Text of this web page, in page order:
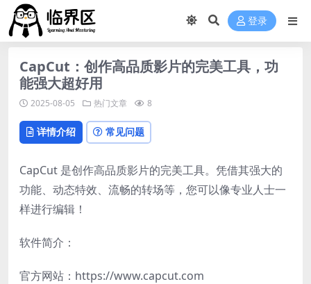
登录
CapCut：创作高品质影片的完美工具，功
能强大超好用
2025-08-05 热门文章 8
详情介绍 常见问题
CapCut 是创作高品质影片的完美工具。凭借其强大的
功能、动态特效、流畅的转场等，您可以像专业人士一
样进行编辑！
软件简介：
官方网站：https://www.capcut.com